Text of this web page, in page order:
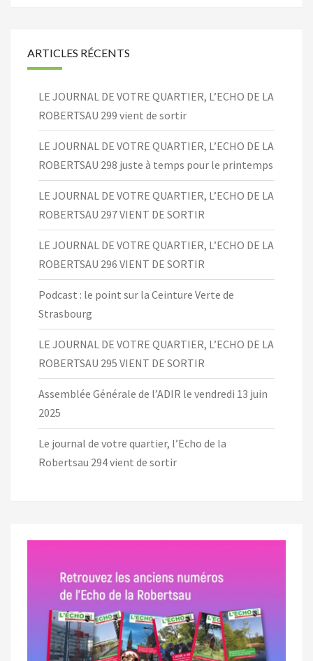
ARTICLES RÉCENTS
LE JOURNAL DE VOTRE QUARTIER, L’ECHO DE LA
ROBERTSAU 299 vient de sortir
LE JOURNAL DE VOTRE QUARTIER, L’ECHO DE LA
ROBERTSAU 298 juste à temps pour le printemps
LE JOURNAL DE VOTRE QUARTIER, L’ECHO DE LA
ROBERTSAU 297 VIENT DE SORTIR
LE JOURNAL DE VOTRE QUARTIER, L’ECHO DE LA
ROBERTSAU 296 VIENT DE SORTIR
Podcast : le point sur la Ceinture Verte de
Strasbourg
LE JOURNAL DE VOTRE QUARTIER, L’ECHO DE LA
ROBERTSAU 295 VIENT DE SORTIR
Assemblée Générale de l’ADIR le vendredi 13 juin
2025
Le journal de votre quartier, l’Echo de la
Robertsau 294 vient de sortir